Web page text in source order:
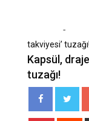
-
takviyesi’ tuzağı!
Kapsül,
tuzağı!